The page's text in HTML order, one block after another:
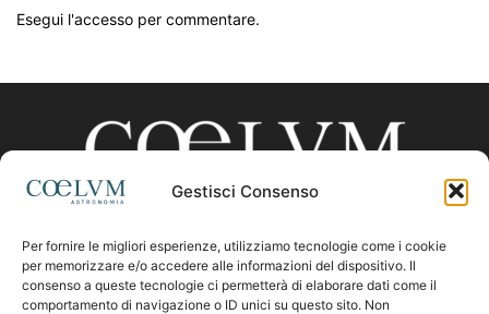
Gestisci Consenso
Per fornire le migliori esperienze, utilizziamo tecnologie come i cookie
per memorizzare e/o accedere alle informazioni del dispositivo. Il
consenso a queste tecnologie ci permetterà di elaborare dati come il
comportamento di navigazione o ID unici su questo sito. Non
Esegui l'accesso per commentare.
CHI SIAMO